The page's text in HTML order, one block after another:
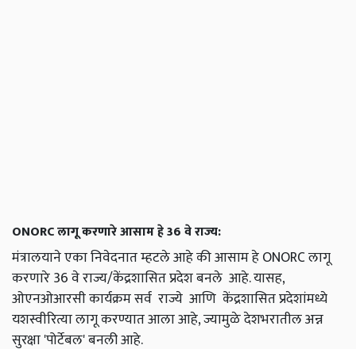
ONORC लागू करणारे आसाम हे 36 वे राज्य:
मंत्रालयाने एका निवेदनात म्हटले आहे की आसाम हे ONORC लागू
करणारे 36 वे राज्य/केंद्रशासित प्रदेश बनले आहे. यासह,
ओएनओआरसी कार्यक्रम सर्व राज्ये आणि केंद्रशासित प्रदेशांमध्ये
यशस्वीरित्या लागू करण्यात आला आहे, ज्यामुळे देशभरातील अन्न
सुरक्षा 'पोर्टेबल' बनली आहे.